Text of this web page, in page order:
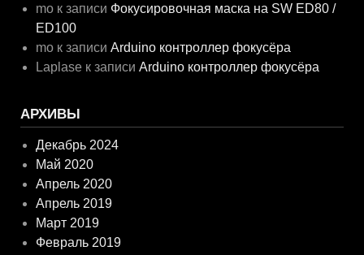
mo к записи Фокусировочная маска на SW ED80 /
ED100
mo к записиArduino контроллер фокусёра
Laplase к записиArduino контроллер фокусёра
АРХИВЫ
Декабрь 2024
Май 2020
Апрель 2020
Апрель 2019
Март 2019
Февраль 2019